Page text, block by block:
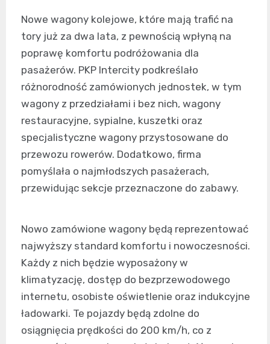
Nowe wagony kolejowe, które mają trafić na
tory już za dwa lata, z pewnością wpłyną na
poprawę komfortu podróżowania dla
pasażerów. PKP Intercity podkreślało
różnorodność zamówionych jednostek, w tym
wagony z przedziałami i bez nich, wagony
restauracyjne, sypialne, kuszetki oraz
specjalistyczne wagony przystosowane do
przewozu rowerów. Dodatkowo, firma
pomyślała o najmłodszych pasażerach,
przewidując sekcje przeznaczone do zabawy.
Nowo zamówione wagony będą reprezentować
najwyższy standard komfortu i nowoczesności.
Każdy z nich będzie wyposażony w
klimatyzację, dostęp do bezprzewodowego
internetu, osobiste oświetlenie oraz indukcyjne
ładowarki. Te pojazdy będą zdolne do
osiągnięcia prędkości do 200 km/h, co z